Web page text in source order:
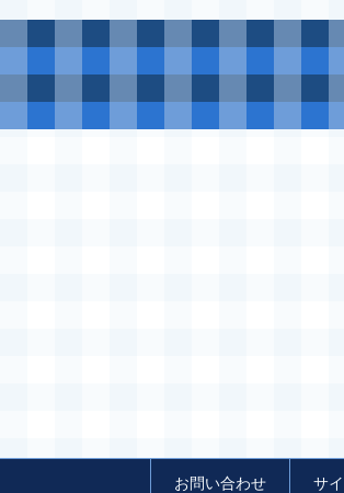
お問い合わせ サ